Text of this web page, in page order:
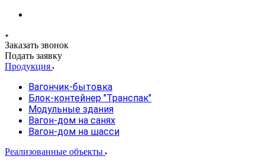
Заказать звонок
Подать заявку
Продукция
Вагончик-бытовка
Блок-контейнер "Транспак"
Модульные здания
Вагон-дом на санях
Вагон-дом на шасси
Реализованные объекты